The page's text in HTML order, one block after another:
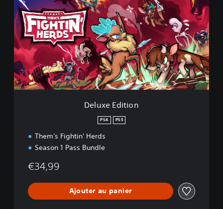
l
u
x
e
E
d
i
t
i
o
Deluxe Edition
PS4 PS5
Them's Fightin' Herds
Season 1 Pass Bundle
€34,99
Ajouter au panier